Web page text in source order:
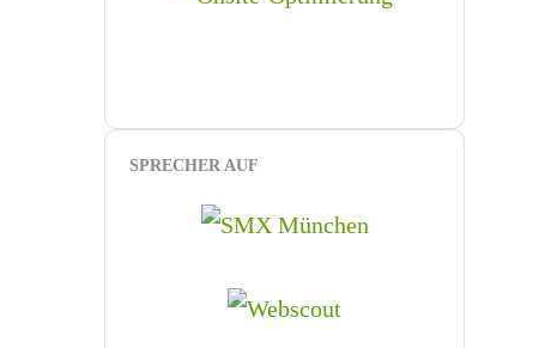
SPRECHER AUF